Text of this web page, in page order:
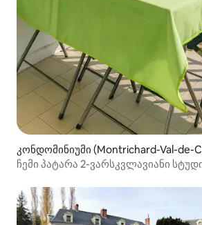
კონდომინიუმი (Montrichard-Val-de-
ჩემი პატარა 2-ვარსკვლავიანი